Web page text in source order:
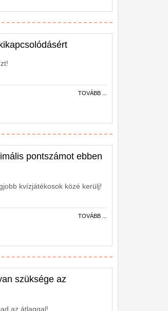
TOVÁBB ...
pontszámot ebben
kvízjátékosok közé kerülj!
TOVÁBB ...
szüksége az
az átlaggal!